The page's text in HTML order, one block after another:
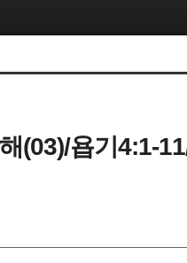
(03)/욥기4:1-